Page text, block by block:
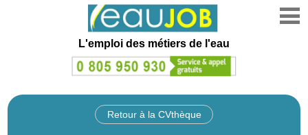
L'emploi des métiers de l'eau
Retour à la CVthèque